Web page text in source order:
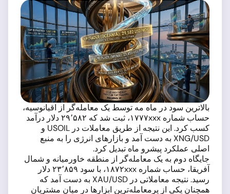
بالاترین سود در ماه مه توسط یک معامله‌گر از اقیانوسیه،
حساب شماره ۱۷۷۷xxx، ثبت شد که ۲۹٬۵۸۲ دلار درآمد
کسب کرد. این نتیجه از طریق معاملات در USOIL و
XNG/USD به دست آمد و بازارهای انرژی را به منبع
اصلی عملکرد پیشرو ماه تبدیل کرد.
جایگاه دوم به یک معامله‌گر از منطقه خاورمیانه و شمال
آفریقا، حساب شماره ۱۸۷۲xxx، با سود ۲۳٬۸۵۹ دلار
رسید. نتیجه معاملاتی در XAU/USD به دست آمد که
همچنان یکی از پرمعامله‌ترین ابزارها در میان مشتریان